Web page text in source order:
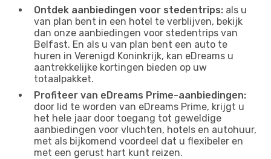
Ontdek aanbiedingen voor stedentrips: als u
van plan bent in een hotel te verblijven, bekijk
dan onze aanbiedingen voor stedentrips van
Belfast. En als u van plan bent een auto te
huren in Verenigd Koninkrijk, kan eDreams u
aantrekkelijke kortingen bieden op uw
totaalpakket.
Profiteer van eDreams Prime-aanbiedingen:
door lid te worden van eDreams Prime, krijgt u
het hele jaar door toegang tot geweldige
aanbiedingen voor vluchten, hotels en autohuur,
met als bijkomend voordeel dat u flexibeler en
met een gerust hart kunt reizen.